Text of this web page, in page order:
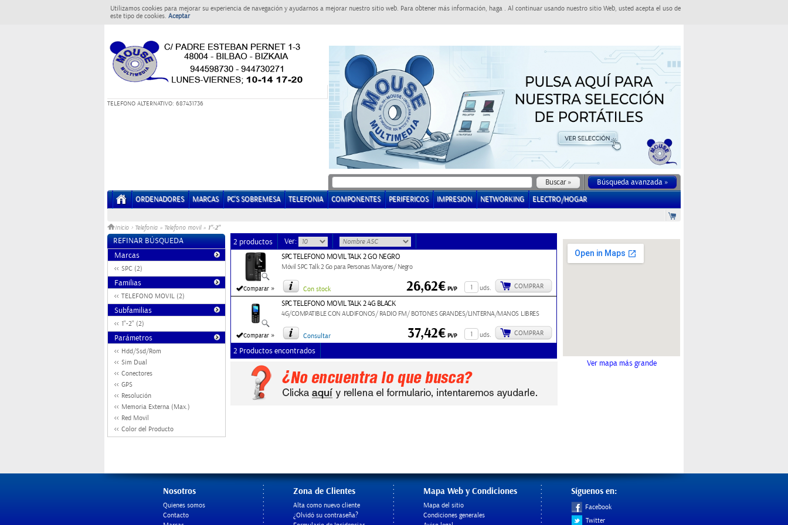
Utilizamos cookies para mejorar su experiencia de navegación y ayudarnos a mejorar nuestro sitio web. Para obtener más información, haga . Al continuar usando nuestro sitio Web, usted acepta el uso de
este tipo de cookies. Aceptar
TELEFONO ALTERNATIVO: 687431736
Búsqueda avanzada »
ORDENADORES MARCAS PC'S SOBREMESA TELEFONIA COMPONENTES PERIFERICOS IMPRESION NETWORKING ELECTRO/HOGAR
Inicio > Telefonia » Telefono movil» 1"-2"
REFINAR BÚSQUEDA
Marcas
SPC (2)
Familias
TELEFONO MOVIL (2)
Subfamilias
1"-2" (2)
Parámetros
Hdd/Ssd/Rom
Sim Dual
Conectores
GPS
Resolución
Memoria Externa (Max.)
Red Movil
Color del Producto
2 productos Ver:
Comparar »
SPC TELEFONO MOVIL TALK 2 GO NEGRO
Móvil SPC Talk 2 Go para Personas Mayores/ Negro
Con stock uds. COMPRAR
26,62€PVP
Comparar »
SPC TELEFONO MOVIL TALK 2 4G BLACK
4G/COMPATIBLE CON AUDIFONOS/ RADIO FM/ BOTONES GRANDES/LINTERNA/MANOS LIBRES
Consultar uds. COMPRAR
37,42€PVP
2 Productos encontrados
Ver mapa más grande
Nosotros
Quienes somos
Contacto
Zona de Clientes
Alta como nuevo cliente
¿Olvidó su contraseña?
Mapa Web y Condiciones
Mapa del sitio
Condiciones generales
Síguenos en:
Facebook
Twitter